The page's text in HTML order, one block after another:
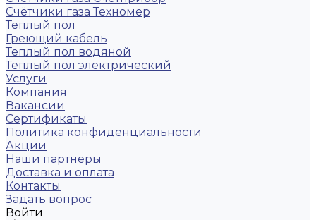
Счётчики газа Техномер
Теплый пол
Греющий кабель
Теплый пол водяной
Теплый пол электрический
Услуги
Компания
Вакансии
Сертификаты
Политика конфиденциальности
Акции
Наши партнеры
Доставка и оплата
Контакты
Задать вопрос
Войти